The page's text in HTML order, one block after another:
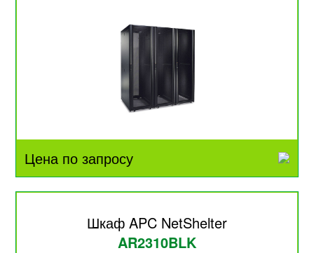
Цена по запросу
Шкаф APC NetShelter
AR2310BLK